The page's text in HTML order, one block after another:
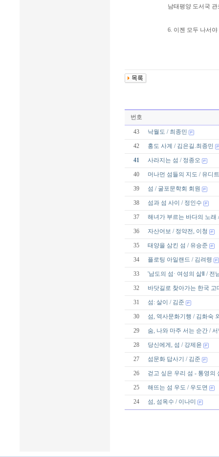
남태평양 도서국
6. 이젠 모두 나서야
번호
43 낙월도 / 최종민
42 홍도 사계 / 김은길.최종민
41 사라지는 섬 / 정종오
40 머나먼 섬들의 지도 / 유디
39 섬 / 굴포문학회 회원
38 섬과 섬 사이 / 정인수
37 해녀가 부르는 바다의 노래
36 자산어보 / 정약전, 이청
35 태양을 삼킨 섬 / 유승준
34 플로팅 아일랜드 / 김려령
33 '남도의 섬· 여성의 삶Ⅱ / 전
32 바닷길로 찾아가는 한국 고
31 섬: 살이 / 김준
30 섬, 역사문화기행 / 김화숙
29 숨, 나와 마주 서는 순간 /
28 당신에게, 섬 / 강제윤
27 섬문화 답사기 / 김준
26 걷고 싶은 우리 섬 - 통영의
25 해뜨는 섬 우도 / 우도면
24 섬, 섬옥수 / 이나미